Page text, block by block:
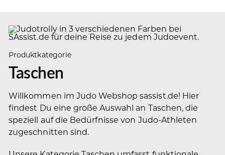
Produktkategorie
Taschen
Willkommen im Judo Webshop sassist.de! Hier
findest Du eine große Auswahl an Taschen, die
speziell auf die Bedürfnisse von Judo-Athleten
zugeschnitten sind.